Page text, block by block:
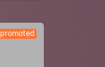
promoted